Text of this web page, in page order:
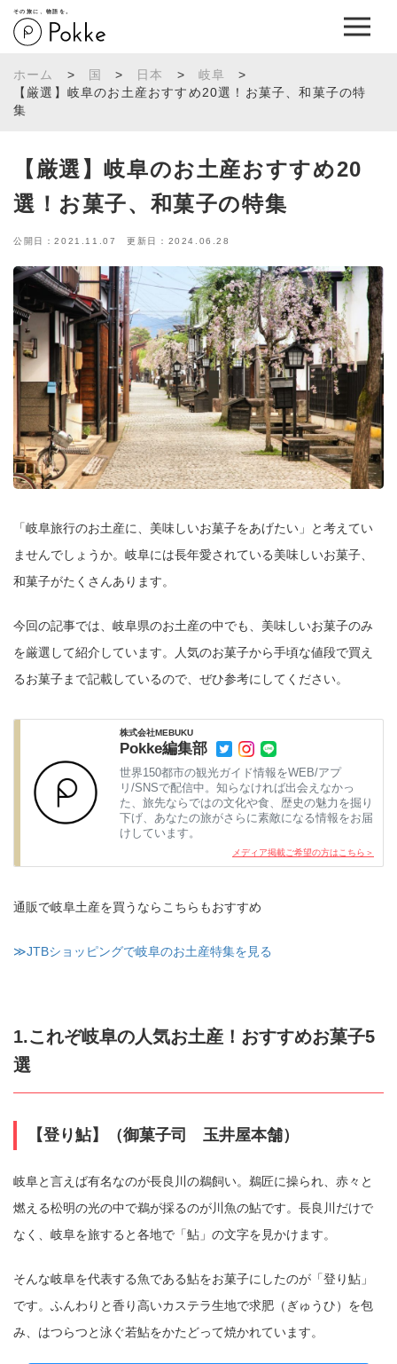
その旅に、物語を。
ホーム > 国 > 日本 > 岐阜
>
【厳選】岐阜のお土産おすすめ20選！お菓子、和菓子の特
集
【厳選】岐阜のお土産おすすめ20
選！お菓子、和菓子の特集
公開日：2021.11.07 更新日：2024.06.28
「岐阜旅行のお土産に、美味しいお菓子をあげたい」と考えてい
ませんでしょうか。岐阜には長年愛されている美味しいお菓子、
和菓子がたくさんあります。
今回の記事では、岐阜県のお土産の中でも、美味しいお菓子のみ
を厳選して紹介しています。人気のお菓子から手頃な値段で買え
るお菓子まで記載しているので、ぜひ参考にしてください。
株式会社MEBUKU
Pokke編集部
世界150都市の観光ガイド情報をWEB/アプ
リ/SNSで配信中。知らなければ出会えなかっ
た、旅先ならではの文化や食、歴史の魅力を掘り
下げ、あなたの旅がさらに素敵になる情報をお届
けしています。
メディア掲載ご希望の方はこちら＞
通販で岐阜土産を買うならこちらもおすすめ
≫JTBショッピングで岐阜のお土産特集を見る
1.これぞ岐阜の人気お土産！おすすめお菓子5
選
【登り鮎】（御菓子司 玉井屋本舗）
岐阜と言えば有名なのが長良川の鵜飼い。鵜匠に操られ、赤々と
燃える松明の光の中で鵜が採るのが川魚の鮎です。長良川だけで
なく、岐阜を旅すると各地で「鮎」の文字を見かけます。
そんな岐阜を代表する魚である鮎をお菓子にしたのが「登り鮎」
です。ふんわりと香り高いカステラ生地で求肥（ぎゅうひ）を包
み、はつらつと泳ぐ若鮎をかたどって焼かれています。